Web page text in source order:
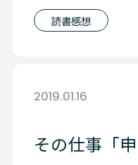
ったいないので 申
読書感想
2019.01.16
その仕事「